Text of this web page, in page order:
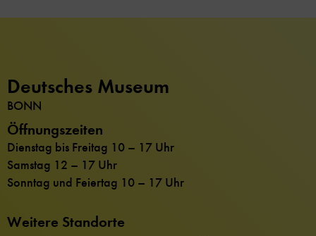
Deutsches Museum
BONN
Öffnungszeiten
Dienstag bis Freitag 10 – 17 Uhr
Samstag 12 – 17 Uhr
Sonntag und Feiertag 10 – 17 Uhr
Weitere Standorte